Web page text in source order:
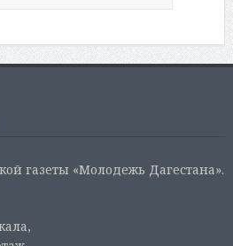
газеты «Молодежь Дагестана».